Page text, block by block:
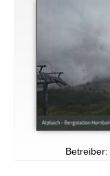
Betreiber: